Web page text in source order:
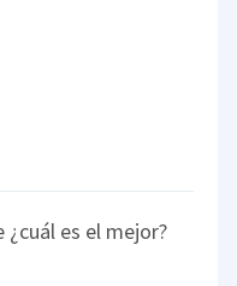
¿cuál es el mejor?